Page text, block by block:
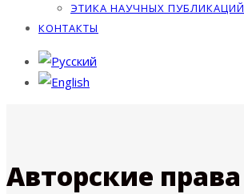
ЭТИКА НАУЧНЫХ ПУБЛИКАЦИЙ
КОНТАКТЫ
Авторские права